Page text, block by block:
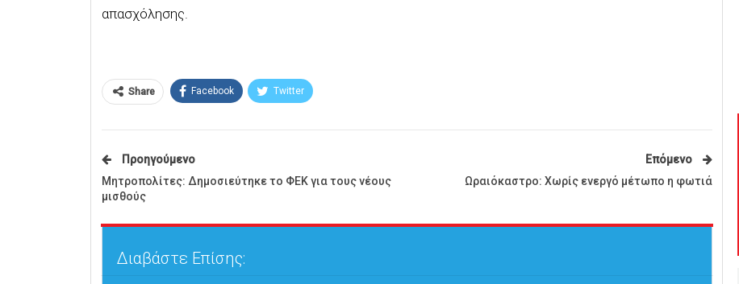
απασχόλησης.
Share Facebook Twitter
Προηγούμενο
Μητροπολίτες: Δημοσιεύτηκε το ΦΕΚ για τους νέους
μισθούς
Επόμενο
Ωραιόκαστρο: Χωρίς ενεργό μέτωπο η φωτιά
Διαβάστε Επίσης: